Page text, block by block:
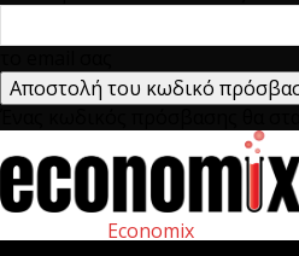
Economix